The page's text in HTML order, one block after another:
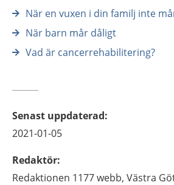
När en vuxen i din familj inte
När barn mår dåligt
Vad är cancerrehabilitering?
Senast uppdaterad:
2021-01-05
Redaktör:
Redaktionen 1177 webb, Västra